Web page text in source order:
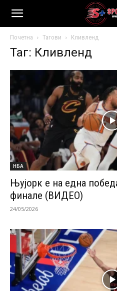
Почетна Тагови Кливленд
Таг: Кливленд
НБА
Њујорк е на една
финале (ВИДЕО)
24/05/2026